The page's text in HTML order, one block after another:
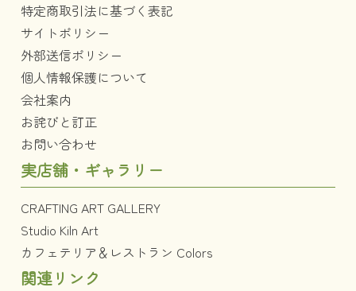
特定商取引法に基づく表記
サイトポリシー
外部送信ポリシー
個人情報保護について
会社案内
お詫びと訂正
お問い合わせ
実店舗・ギャラリー
CRAFTING ART GALLERY
Studio Kiln Art
カフェテリア＆レストラン Colors
関連リンク